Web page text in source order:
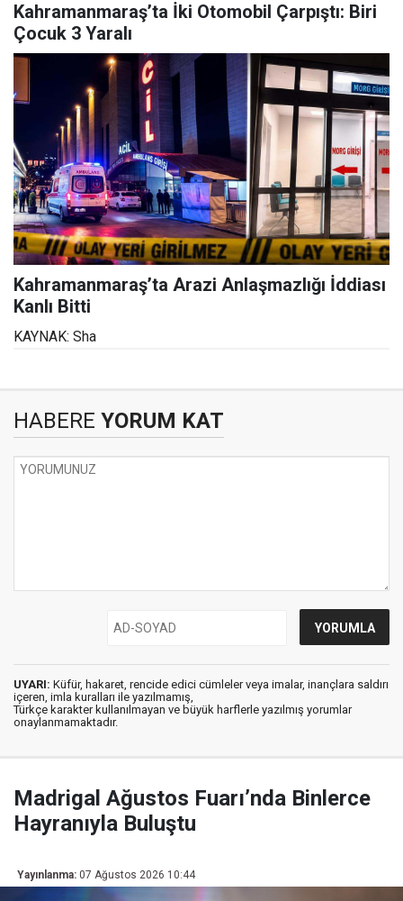
Kahramanmaraş’ta İki Otomobil Çarpıştı: Biri
Çocuk 3 Yaralı
Kahramanmaraş’ta Arazi Anlaşmazlığı İddiası
Kanlı Bitti
KAYNAK: Sha
HABERE YORUM KAT
UYARI: Küfür, hakaret, rencide edici cümleler veya imalar, inançlara saldırı
içeren, imla kuralları ile yazılmamış,
Türkçe karakter kullanılmayan ve büyük harflerle yazılmış yorumlar
onaylanmamaktadır.
Madrigal Ağustos Fuarı’nda Binlerce
Hayranıyla Buluştu
Yayınlanma: 07 Ağustos 2026 10:44